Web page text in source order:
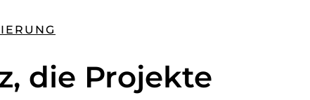
die Projekte